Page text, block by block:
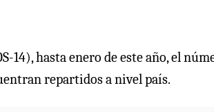
14), hasta enero de este año, el
repartidos a nivel país.